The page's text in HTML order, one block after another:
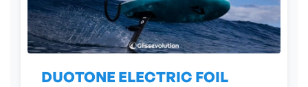
DUOTONE ELECTRIC FOIL